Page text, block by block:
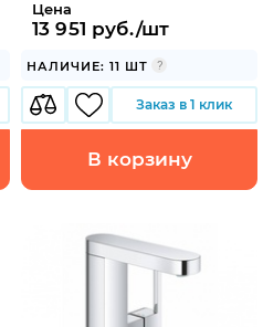
Цена
13 951 руб./шт
НАЛИЧИЕ: 11 ШТ
Заказ в 1 клик
В корзину